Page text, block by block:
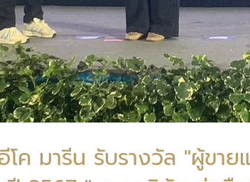
โค มารีน รับรางวัล "ผู้ขาย